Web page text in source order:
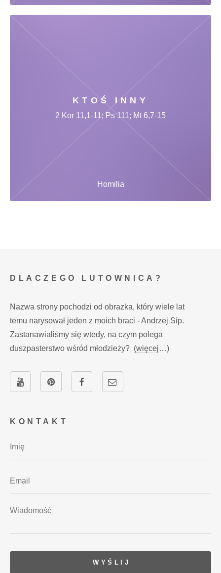
KTOŚ INNY
Homilia
2 Kor 11,1-11; Ps 111; Mt 6,7-15
KONTAKT
DLACZEGO LUTOWNICA?
Nazwa strony pochodzi od obrazka, który wiele lat
temu narysował jeden z moich braci - Andrzej Sip.
Zastanawialiśmy się wtedy, na czym polega
duszpasterstwo wśród młodzieży? (więcej…)